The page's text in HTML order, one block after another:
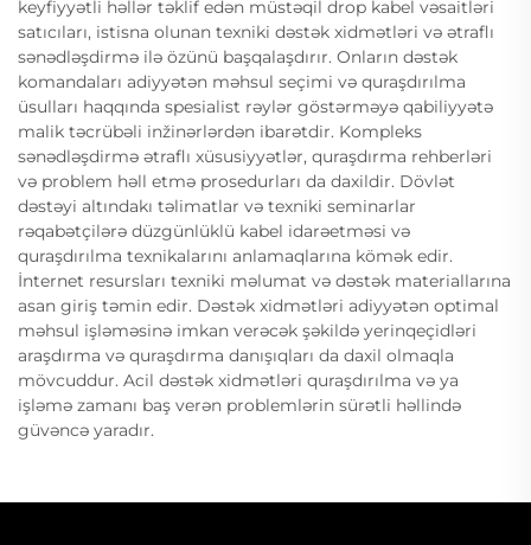
keyfiyyətli həllər təklif edən müstəqil drop kabel vəsaitləri
satıcıları, istisna olunan texniki dəstək xidmətləri və ətraflı
sənədləşdirmə ilə özünü başqalaşdırır. Onların dəstək
komandaları adiyyətən məhsul seçimi və quraşdırılma
üsulları haqqında spesialist rəylər göstərməyə qabiliyyətə
malik təcrübəli inžinərlərdən ibarətdir. Kompleks
sənədləşdirmə ətraflı xüsusiyyətlər, quraşdırma rehberləri
və problem həll etmə prosedurları da daxildir. Dövlət
dəstəyi altındakı təlimatlar və texniki seminarlar
rəqabətçilərə düzgünlüklü kabel idarəetməsi və
quraşdırılma texnikalarını anlamaqlarına kömək edir.
İnternet resursları texniki məlumat və dəstək materiallarına
asan giriş təmin edir. Dəstək xidmətləri adiyyətən optimal
məhsul işləməsinə imkan verəcək şəkildə yerinqeçidləri
araşdırma və quraşdırma danışıqları da daxil olmaqla
mövcuddur. Acil dəstək xidmətləri quraşdırılma və ya
işləmə zamanı baş verən problemlərin sürətli həllində
güvəncə yaradır.